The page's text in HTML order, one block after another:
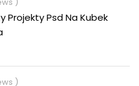
Projekty Psd Na Kubek
)